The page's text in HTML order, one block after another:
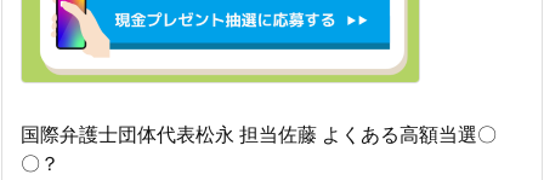
国際弁護士団体代表松永 担当佐藤 よくある高額当選〇
〇？